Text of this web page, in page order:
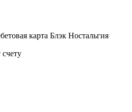
карта Блэк Ностальгия